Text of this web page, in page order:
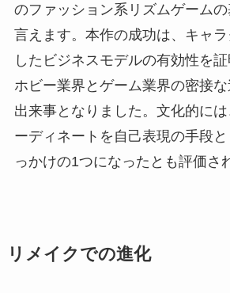
のファッション系リズムゲーム
言えます。本作の成功は、キャ
したビジネスモデルの有効性を
ホビー業界とゲーム業界の密接
出来事となりました。文化的に
ーディネートを自己表現の手段
っかけの1つになったとも評価さ
リメイクでの進化